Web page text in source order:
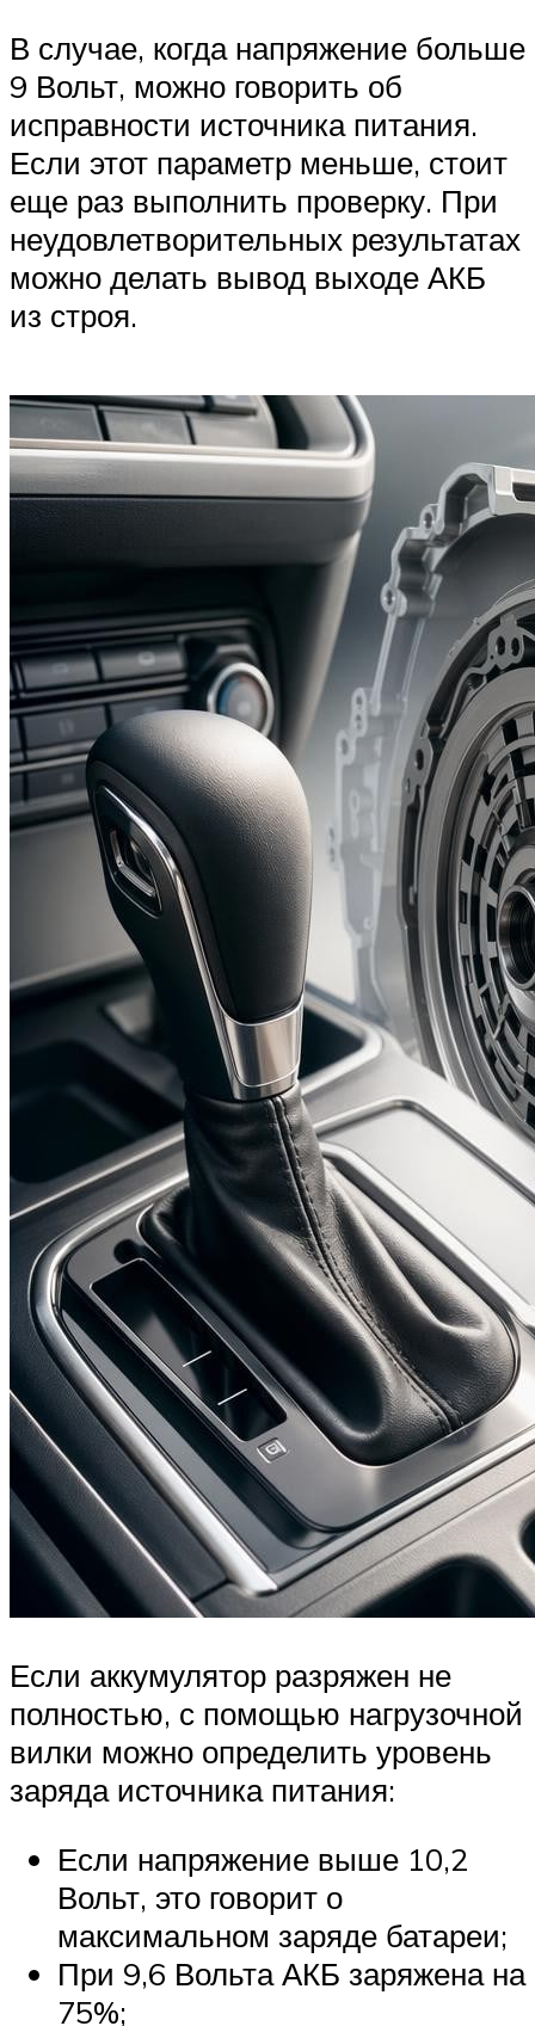
В случае, когда напряжение больше
9 Вольт, можно говорить об
исправности источника питания.
Если этот параметр меньше, стоит
еще раз выполнить проверку. При
неудовлетворительных результатах
можно делать вывод выходе АКБ
из строя.
Если аккумулятор разряжен не
полностью, с помощью нагрузочной
вилки можно определить уровень
заряда источника питания:
Если напряжение выше 10,2
Вольт, это говорит о
максимальном заряде батареи;
При 9,6 Вольта АКБ заряжена на
75%;